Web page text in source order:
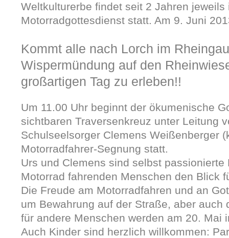
Weltkulturerbe findet seit 2 Jahren
Motorradgottesdienst statt. Am 9. Juni
Kommt alle nach Lorch im
Wispermündung auf den
großartigen Tag zu erleben!!
Um 11.00 Uhr beginnt der ökumenische
sichtbaren Traversenkreuz unter Leitung
Schulseelsorger Clemens Weißenberger
Motorradfahrer-Segnung statt.
Urs und Clemens sind selbst
Motorrad fahrenden Menschen den Blick
Die Freude am Motorradfahren und an
um Bewahrung auf der Straße, aber auch
für andere Menschen werden am 20. Mai
Auch Kinder sind herzlich willkommen: